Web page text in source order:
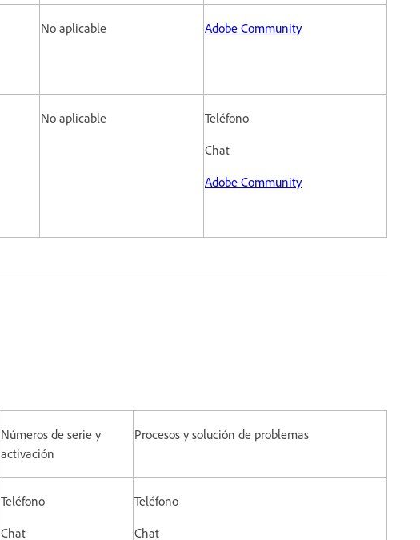
No aplicable Adobe Community
No aplicable
Teléfono
Chat
Adobe Community
Números de serie y
activación
Procesos y solución de problemas
Teléfono
Chat
Teléfono
Chat